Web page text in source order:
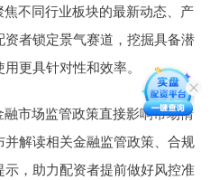
不同行业板块的最新动态、产
者锁定景气赛道，挖掘具备潜
更具针对性和效率。
市场监管政策直接影响市场情
解读相关金融监管政策、合规
，助力配资者提前做好风控准